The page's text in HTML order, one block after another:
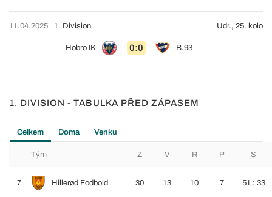
11.04.2025
Hobro IK 0:0 B.93
1. Division Udr., 25. kolo
1. DIVISION - TABULKA PŘED ZÁPASEM
Celkem Doma Venku
Tým Z V R P S
7 Hillerød Fodbold 30 13 10 7 51 : 33